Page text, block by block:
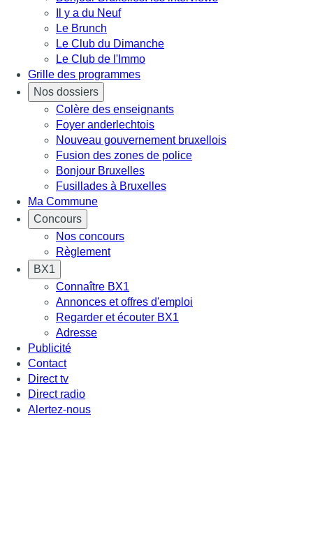
Il y a du Neuf
Le Brunch
Le Club du Dimanche
Le Club de l'Immo
Grille des programmes
Nos dossiers
Colère des enseignants
Foyer anderlechtois
Nouveau gouvernement bruxellois
Fusion des zones de police
Bonjour Bruxelles
Fusillades à Bruxelles
Ma Commune
Concours
Nos concours
Règlement
BX1
Connaître BX1
Annonces et offres d'emploi
Regarder et écouter BX1
Adresse
Publicité
Contact
Direct tv
Direct radio
Alertez-nous